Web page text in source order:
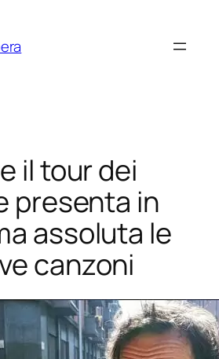
il tour dei
presenta in
assoluta le
canzoni